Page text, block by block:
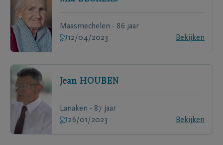
Maasmechelen - 86 jaar
12/04/2023
Bekijken
Jean HOUBEN
Lanaken - 87 jaar
26/01/2023
Bekijken